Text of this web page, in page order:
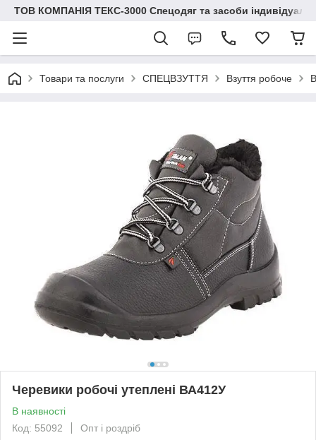
ТОВ КОМПАНІЯ ТЕКС-3000 Спецодяг та засоби
Товари та послуги СПЕЦВЗУТТЯ Взуття робоче
Черевики робочі утеплені ВА412У
В наявності
Код: 55092
Опт і роздріб